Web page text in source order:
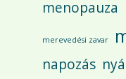
menopauza
merevedési zavar
napozás